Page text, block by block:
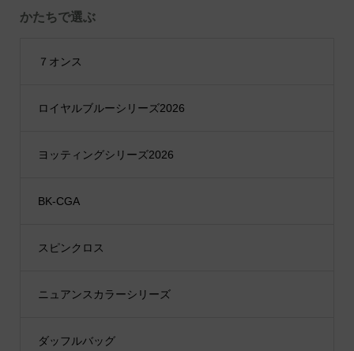
かたちで選ぶ
７オンス
ロイヤルブルーシリーズ2026
ヨッティングシリーズ2026
BK-CGA
スピンクロス
ニュアンスカラーシリーズ
ダッフルバッグ